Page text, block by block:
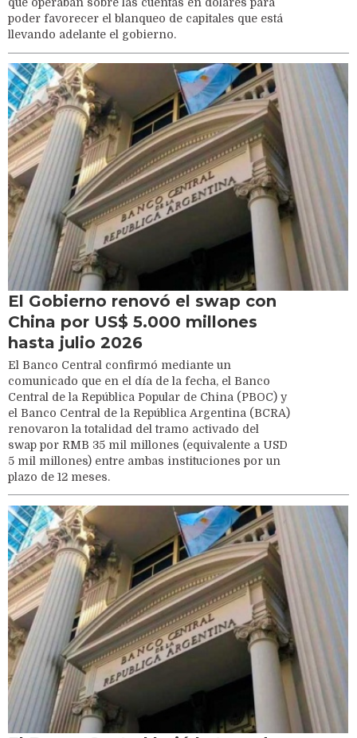
poder favorecer el blanqueo de capitales que está
llevando adelante el gobierno.
El Gobierno renovó el swap con
China por US$ 5.000 millones
hasta julio 2026
El Banco Central confirmó mediante un
comunicado que en el día de la fecha, el Banco
Central de la República Popular de China (PBOC) y
el Banco Central de la República Argentina (BCRA)
renovaron la totalidad del tramo activado del
swap por RMB 35 mil millones (equivalente a USD
5 mil millones) entre ambas instituciones por un
plazo de 12 meses.